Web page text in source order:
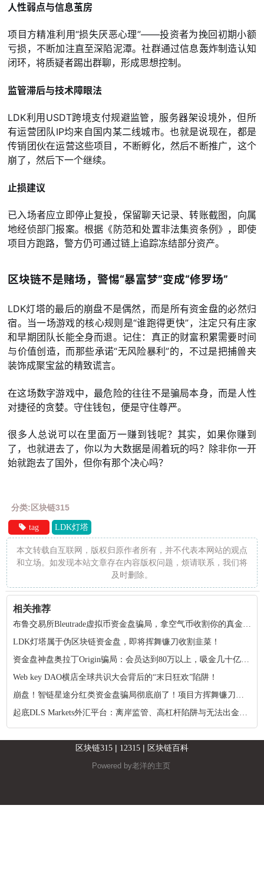
人性弱点与信息茧房
项目方精准利用“损失厌恶心理”——投资者为挽回初期小额
亏损，不断加注直至深陷泥潭。社群通过信息轰炸制造认知
闭环，将质疑者踢出群聊，形成思想控制。
监管滞后与技术障眼法
LDK利用USDT跨境支付规避监管，服务器架设境外，但所
有运营团队IP均来自国内某二线城市。也就是说现在，都是
传销团伙在运营这些项目，不断孵化，然后不断推广，这个
崩了，然后下一个继续。
止损建议
已入场者应立即停止复投，保留聊天记录、转账截图，向属
地经侦部门报案。根据《防范和处置非法集资条例》，即使
项目方跑路，警方仍可通过链上追踪冻结部分资产。
区块链不是赌场，警惕“暴富梦”变成“修罗场”
LDK灯塔的最后的崩盘不是偶然，而是所有资金盘的必然归
宿。当一场游戏的核心规则是“谁跑得更快”，注定只有庄家
和早期团队长能全身而退。记住：真正的财富积累需要时间
与价值创造，而那些承诺“无风险暴利”的，不过是把捕兽夹
装饰成聚宝盆的精致谎言。
在这场数字游戏中，最危险的往往不是骗局本身，而是人性
对捷径的贪婪。守住钱包，便是守住尊严。
很多人总说可以在里面万一赚到钱呢？其实，如果你赚到
了，也就进去了，你以为大数据是闹着玩的吗？除非你一开
始就跑去了国外，但你有那个决心吗？
分类:区块链315
tag LDK灯塔
本文转载自互联网，版权归原作者所有，并不代表本网站的观点
和立场。如发现本站文章存在内容版权问题，烦请联系，我们将
及时删除。
相关推荐
布鲁交易所Bleutrade虚拟币资金盘骗局，拿空气币收割你的真金白银！
LDK灯塔属于伪区块链资金盘，即将挥舞镰刀收割韭菜！
资金盘神盘奥拉丁Origin骗局：会员达到80万以上，吸金几十亿！项目方收割完毕！
Web key DAO横店全球共识大会背后的“末日狂欢”陷阱！
崩盘！智链星途分红类资金盘骗局彻底崩了！项目方挥舞镰刀收割韭菜！
起底DLS Markets外汇平台：离岸监管、高杠杆陷阱与无法出金的真相
区块链315 | 12315 | 区块链百科
Powered by老洋的主页